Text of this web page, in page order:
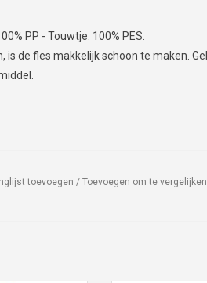
PP - Touwtje: 100% PES.
is de fles makkelijk schoon te maken.
toevoegen / Toevoegen om te vergelijken